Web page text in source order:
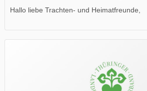
Hallo liebe Trachten- und Heimatfreunde,
Wir wünschen Euch viel Spaß beim Lesen.